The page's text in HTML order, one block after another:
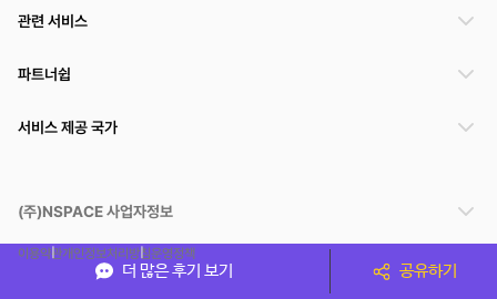
더 많은 후기 보기 공유하기
관련 서비스
파트너쉽
서비스 제공 국가
(주)NSPACE 사업자정보
이용약관개인정보처리방침운영정책
스페이스클라우드는 통신판매중개자이며 통신판매의 당사자가 아닙니다. 따라서 스페이스클